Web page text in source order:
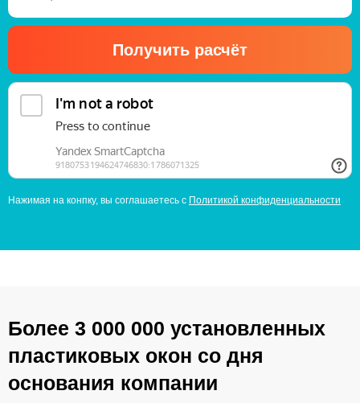
Получить расчёт
Нажимая на конпку, вы соглашаетесь с Политикой конфиденциальности
Более 3 000 000 установленных
пластиковых окон со дня
основания компании